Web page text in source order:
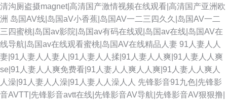
清沟厕盗摄magnet|高清国产激情视频在线观看|高清国产亚洲欧
洲 岛国AV线|岛国aV小香蕉|岛国AV一二三四久久|岛国AV一二
三四蜜桃|岛国av影院|岛国av有码在线观|岛国av在线|岛国AV在
线导航|岛国av在线观看蜜桃|岛国AV在线精品人妻 91人妻人人
妻|91人妻人人妻人|91人妻人人揉|91人妻人人爽|91人妻人人爽
se|91人妻人人爽免费看|91人妻人人爽人人爽|91人妻人人爽人
人澡|91人妻人人澡|91人妻人人澡人人 先锋影音91九色|先锋影
音AVTT|先锋影音avtt在线|先锋影音AV导航|先锋影音AV狠狠撸|